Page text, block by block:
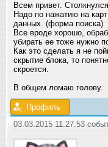
Всем привет.
Надо по нажатию на
данных. (форма поиска)
Все вроде хорошо,
убирать ее тоже нужно
Как это сделать я не
скрытие блока, то
скроется.
В общем ломаю голову.
Профиль
03.03.2015 11:27:53